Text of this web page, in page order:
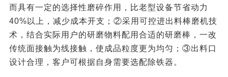
而具有一定的选择性磨碎作用，比老型设备节省动力
40%以上，减少成本开支；②采用可控进出料棒磨机技
术，结合实际用户的研磨物料配用合适的研磨棒，一改
传统面接触为线接触，使成品粒度更为均匀；③出料口
设计合理，客户可根据自身需要选配除铁器。